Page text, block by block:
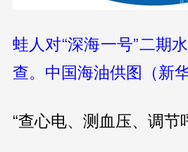
蛙人对“深海一号”二期
查。中国海油供图（新华
“查心电、测血压、调节